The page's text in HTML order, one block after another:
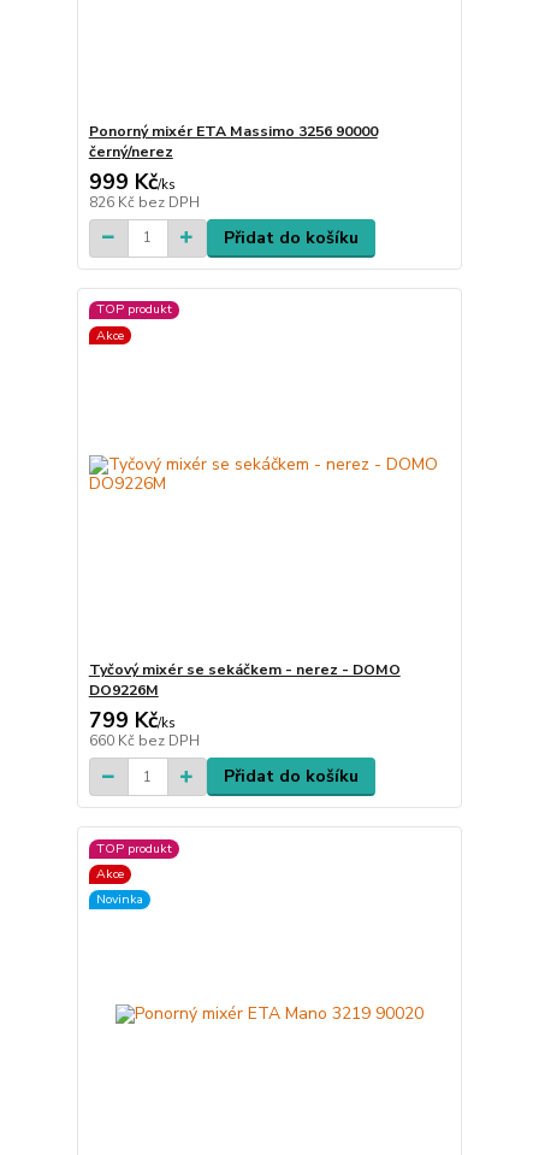
Ponorný mixér ETA Massimo 3256 90000
černý/nerez
999 Kč/ks
826 Kč bez DPH
Přidat do košíku
TOP produkt
Akce
Tyčový mixér se sekáčkem - nerez - DOMO
DO9226M
799 Kč/ks
660 Kč bez DPH
Přidat do košíku
TOP produkt
Akce
Novinka